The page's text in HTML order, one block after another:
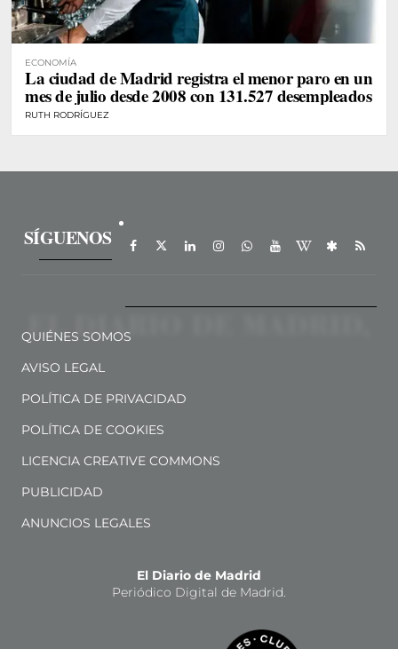
ECONOMÍA
La ciudad de Madrid registra el menor paro en un
mes de julio desde 2008 con 131.527 desempleados
RUTH RODRÍGUEZ
SÍGUENOS
QUIÉNES SOMOS
AVISO LEGAL
POLÍTICA DE PRIVACIDAD
POLÍTICA DE COOKIES
LICENCIA CREATIVE COMMONS
PUBLICIDAD
ANUNCIOS LEGALES
El Diario de Madrid
Periódico Digital de Madrid.